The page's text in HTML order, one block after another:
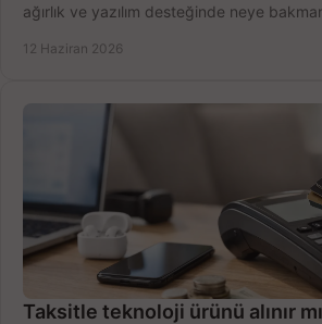
ağırlık ve yazılım desteğinde neye
12 Haziran 2026
Taksitle teknoloji ürünü alınır